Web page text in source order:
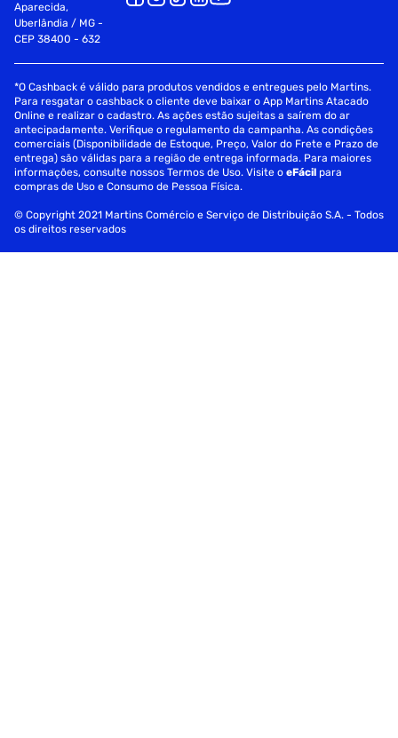
Aparecida,
Uberlândia / MG -
CEP 38400 - 632
*O Cashback é válido para produtos vendidos e entregues pelo Martins.
Para resgatar o cashback o cliente deve baixar o App Martins Atacado
Online e realizar o cadastro. As ações estão sujeitas a saírem do ar
antecipadamente. Verifique o regulamento da campanha. As condições
comerciais (Disponibilidade de Estoque, Preço, Valor do Frete e Prazo de
entrega) são válidas para a região de entrega informada. Para maiores
informações, consulte nossos Termos de Uso. Visite oeFácil para
compras de Uso e Consumo de Pessoa Física.
© Copyright 2021 Martins Comércio e Serviço de Distribuição S.A. - Todos
os direitos reservados